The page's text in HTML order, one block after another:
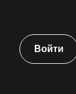
Войти